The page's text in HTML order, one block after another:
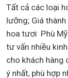
Tất cả các loại
lưỡng; Giá
hoa tươi Phù
tư vấn nhiều
cho khách hàng
ý nhất, phù hợp